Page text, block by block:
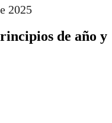
2025
de año y